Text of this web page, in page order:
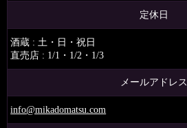
定休日
酒蔵 : 土・日・祝日
直売店 : 1/1・1/2・1/3
メールアドレス
info@mikadomatsu.com